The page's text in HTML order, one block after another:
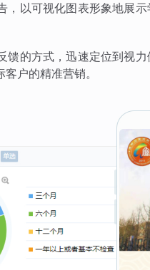
，以可视化图表形象地展
馈的方式，迅速定位到视
户的精准营销。